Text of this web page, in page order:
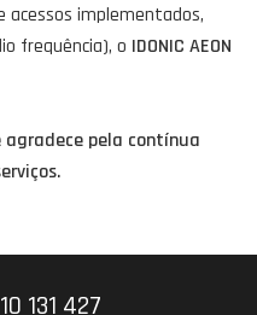
implementados,
frequência), o IDONIC AEON
agradece pela contínua
131 427